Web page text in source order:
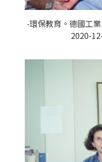
-環保教育。德國工
2020-